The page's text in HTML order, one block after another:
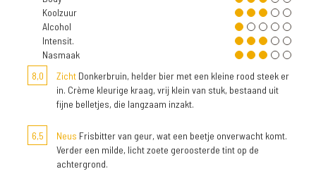
Koolzuur
Alcohol
Intensit.
Nasmaak
8,0
Zicht Donkerbruin, helder bier met een kleine rood steek er
in. Crème kleurige kraag, vrij klein van stuk, bestaand uit
fijne belletjes, die langzaam inzakt.
6,5 Neus Frisbitter van geur, wat een beetje onverwacht komt.
Verder een milde, licht zoete geroosterde tint op de
achtergrond.